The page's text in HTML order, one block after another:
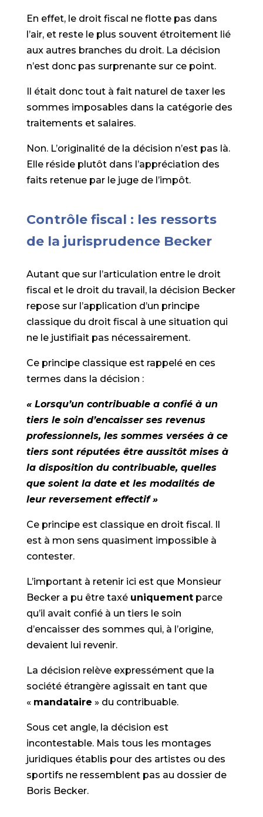
En effet, le droit fiscal ne flotte pas dans
l’air, et reste le plus souvent étroitement lié
aux autres branches du droit. La décision
n’est donc pas surprenante sur ce point.
Il était donc tout à fait naturel de taxer les
sommes imposables dans la catégorie des
traitements et salaires.
Non. L’originalité de la décision n’est pas là.
Elle réside plutôt dans l’appréciation des
faits retenue par le juge de l’impôt.
Contrôle fiscal : les ressorts
de la jurisprudence Becker
Autant que sur l’articulation entre le droit
fiscal et le droit du travail, la décision Becker
repose sur l’application d’un principe
classique du droit fiscal à une situation qui
ne le justifiait pas nécessairement.
Ce principe classique est rappelé en ces
termes dans la décision :
« Lorsqu’un contribuable a confié à un
tiers le soin d’encaisser ses revenus
professionnels, les sommes versées à ce
tiers sont réputées être aussitôt mises à
la disposition du contribuable, quelles
que soient la date et les modalités de
leur reversement effectif »
Ce principe est classique en droit fiscal. Il
est à mon sens quasiment impossible à
contester.
L’important à retenir ici est que Monsieur
Becker a pu être taxé uniquementparce
qu’il avait confié à un tiers le soin
d’encaisser des sommes qui, à l’origine,
devaient lui revenir.
La décision relève expressément que la
société étrangère agissait en tant que
« mandataire » du contribuable.
Sous cet angle, la décision est
incontestable. Mais tous les montages
juridiques établis pour des artistes ou des
sportifs ne ressemblent pas au dossier de
Boris Becker.